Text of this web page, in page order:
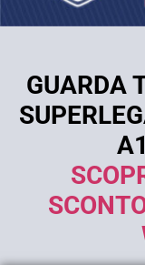
GUARDA